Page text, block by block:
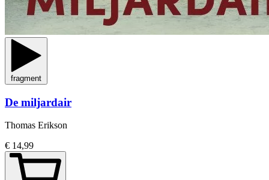
fragment
De miljardair
Thomas Erikson
€ 14,99